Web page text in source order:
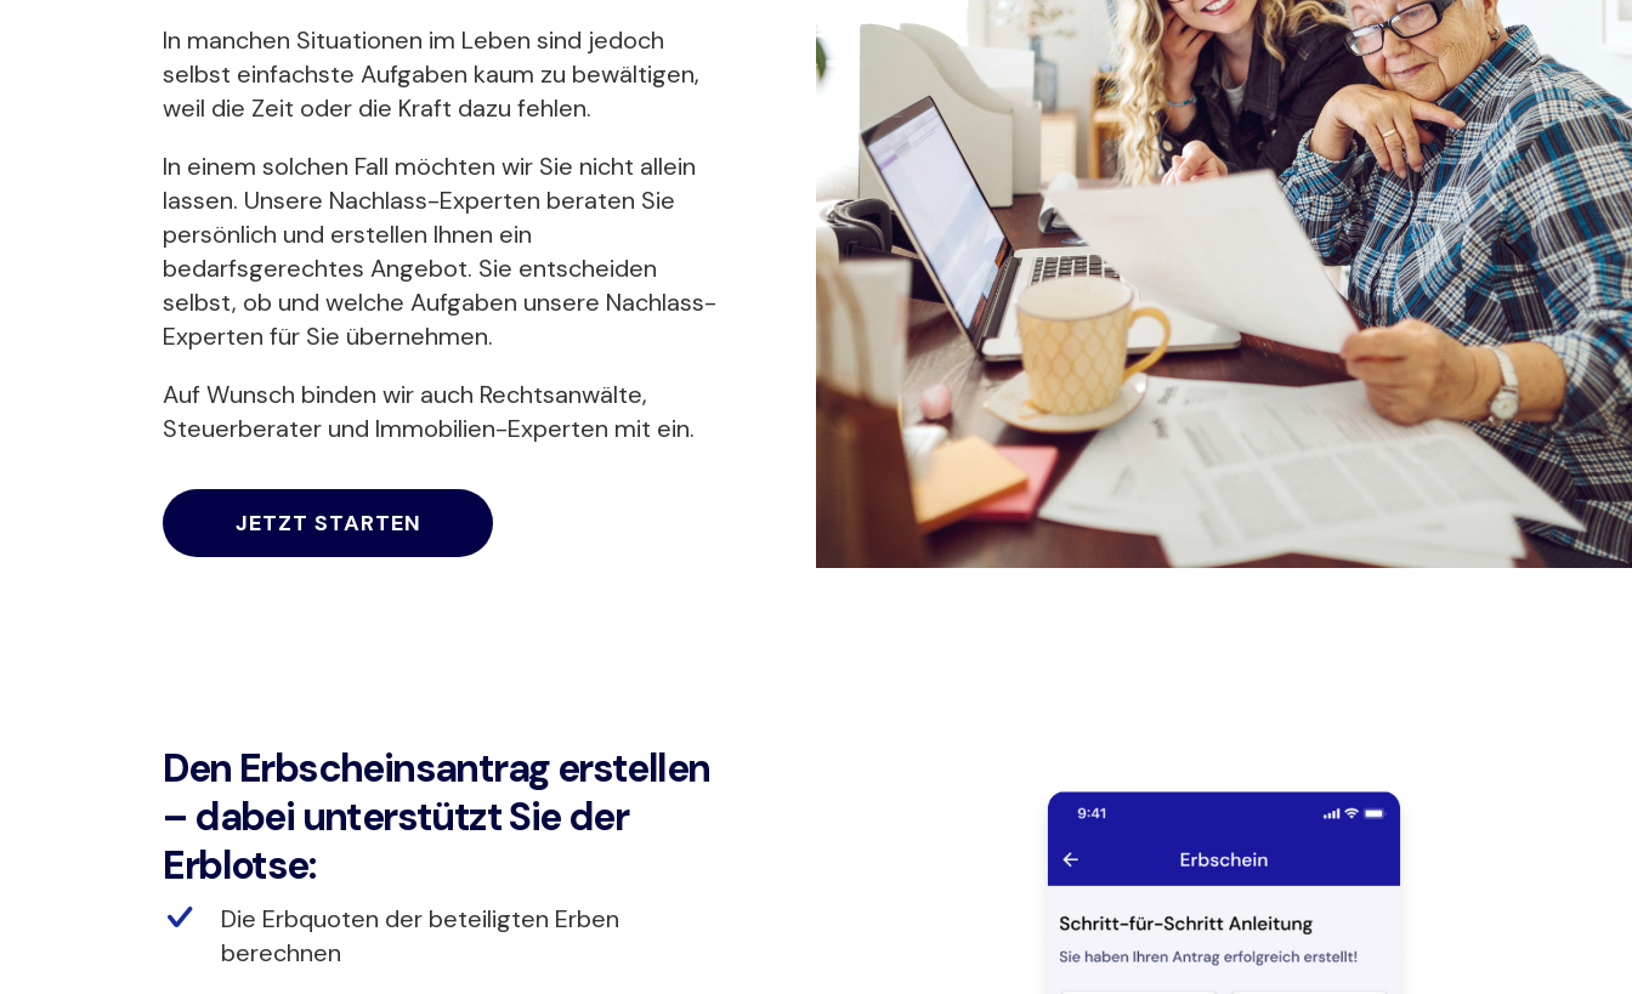
In manchen Situationen im Leben sind jedoch
selbst einfachste Aufgaben kaum zu bewältigen,
weil die Zeit oder die Kraft dazu fehlen.
In einem solchen Fall möchten wir Sie nicht allein
lassen. Unsere Nachlass-Experten beraten Sie
persönlich und erstellen Ihnen ein
bedarfsgerechtes Angebot. Sie entscheiden
selbst, ob und welche Aufgaben unsere Nachlass-
Experten für Sie übernehmen.
Auf Wunsch binden wir auch Rechtsanwälte,
Steuerberater und Immobilien-Experten mit ein.
JETZT STARTEN
Den Erbscheinsantrag erstellen
– dabei unterstützt Sie der
Erblotse:
Die Erbquoten der beteiligten Erben
berechnen